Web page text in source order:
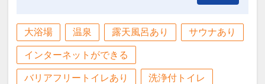
大浴場 温泉 露天風呂あり サウナあり
インターネットができる
バリアフリートイレあり 洗浄付トイレ